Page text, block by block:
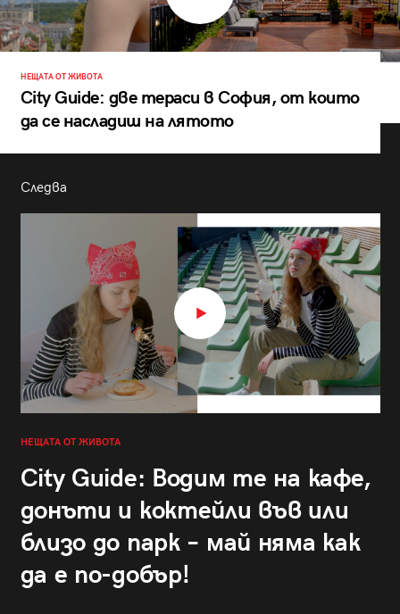
НЕЩАТА ОТ ЖИВОТА
City Guide: две тераси в София, от които
да се насладиш на лятото
Следва
НЕЩАТА ОТ ЖИВОТА
City Guide: Водим те на кафе,
донъти и коктейли във или
близо до парк – май няма как
да е по-добър!